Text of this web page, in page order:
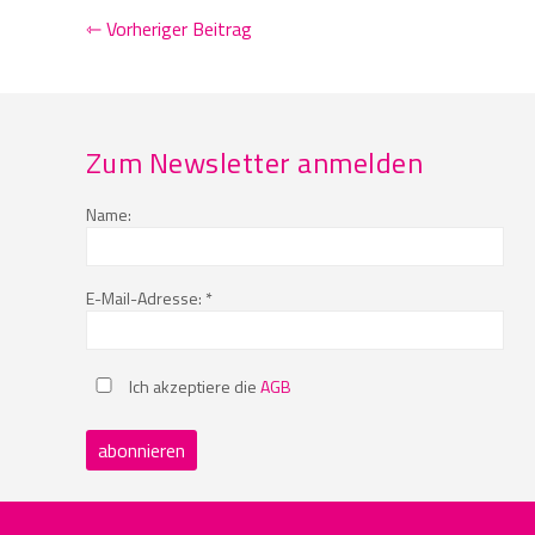
⇽ Vorheriger Beitrag
Zum Newsletter anmelden
Name:
E-Mail-Adresse: *
Ich akzeptiere dieAGB